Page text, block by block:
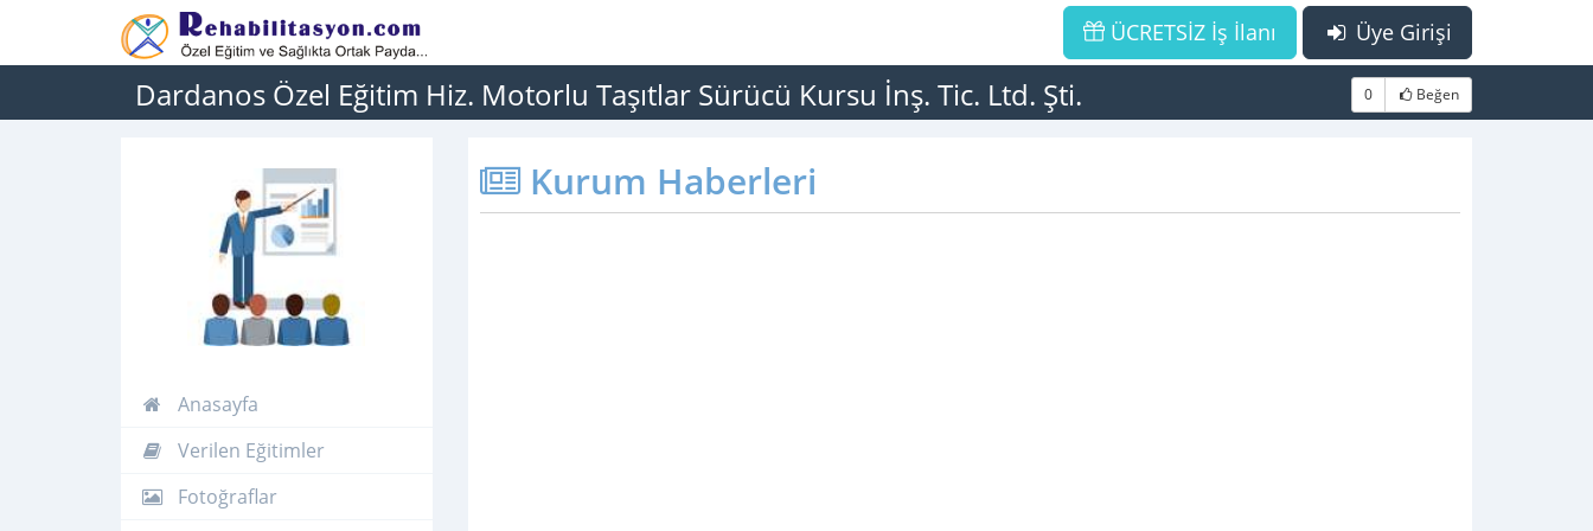
Üye Girişi
ÜCRETSİZ İş İlanı
Dardanos Özel Eğitim Hiz. Motorlu Taşıtlar Sürücü Kursu İnş. Tic. Ltd. Şti. 0 Beğen
Anasayfa
Verilen Eğitimler
Fotoğraflar
Kurum Haberleri